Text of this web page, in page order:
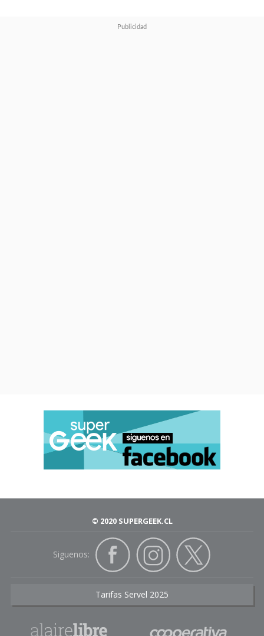
© 2020 SUPERGEEK.CL
Siguenos:
Tarifas Servel 2025